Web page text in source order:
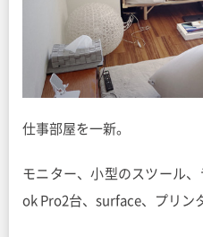
仕事部屋を一新。
モニター、小型のスツール
ok Pro2台、surface、プリン